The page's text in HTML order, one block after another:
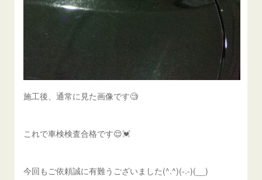
施工後、通常に見た画像です🧐
これで車検検査合格です😌💓
今回もご依頼誠に有難うございました(^.^)(-.-)(__)